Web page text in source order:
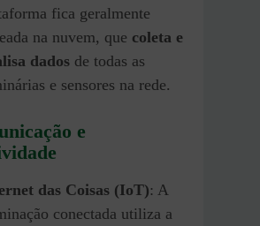
fica geralmente
na nuvem, que coleta e
dados de todas as
e sensores na rede.
e
das Coisas (IoT): A
conectada utiliza a